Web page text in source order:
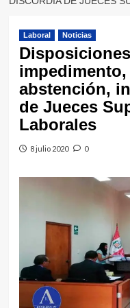
Laboral Noticias
abstención,
de Jueces
Laborales
8 julio 2020 0